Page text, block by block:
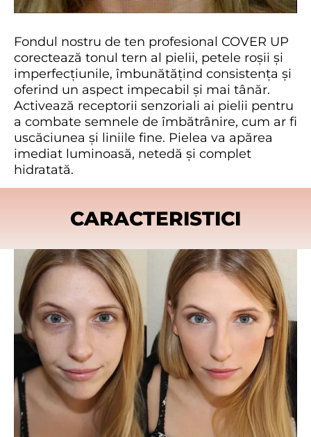
Fondul nostru de ten profesional COVER UP
corectează tonul tern al pielii, petele roșii și
imperfecțiunile, îmbunătățind consistența și
oferind un aspect impecabil și mai tânăr.
Activează receptorii senzoriali ai pielii pentru
a combate semnele de îmbătrânire, cum ar fi
uscăciunea și liniile fine. Pielea va apărea
imediat luminoasă, netedă și complet
hidratată.
CARACTERISTICI